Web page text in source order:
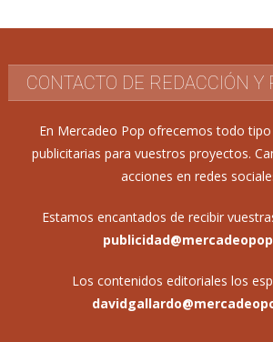
CONTACTO DE REDACCIÓN Y
En Mercadeo Pop ofrecemos todo
publicitarias para vuestros proyectos.
acciones en redes
Estamos encantados de recibir
Los contenidos editoriales los